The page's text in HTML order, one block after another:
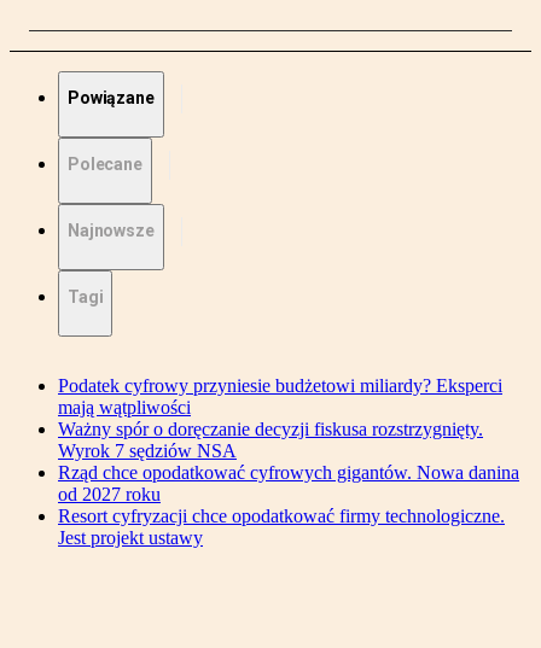
Powiązane
Polecane
Najnowsze
Tagi
Podatek cyfrowy przyniesie budżetowi miliardy? Eksperci
mają wątpliwości
Ważny spór o doręczanie decyzji fiskusa rozstrzygnięty.
Wyrok 7 sędziów NSA
Rząd chce opodatkować cyfrowych gigantów. Nowa danina
od 2027 roku
Resort cyfryzacji chce opodatkować firmy technologiczne.
Jest projekt ustawy